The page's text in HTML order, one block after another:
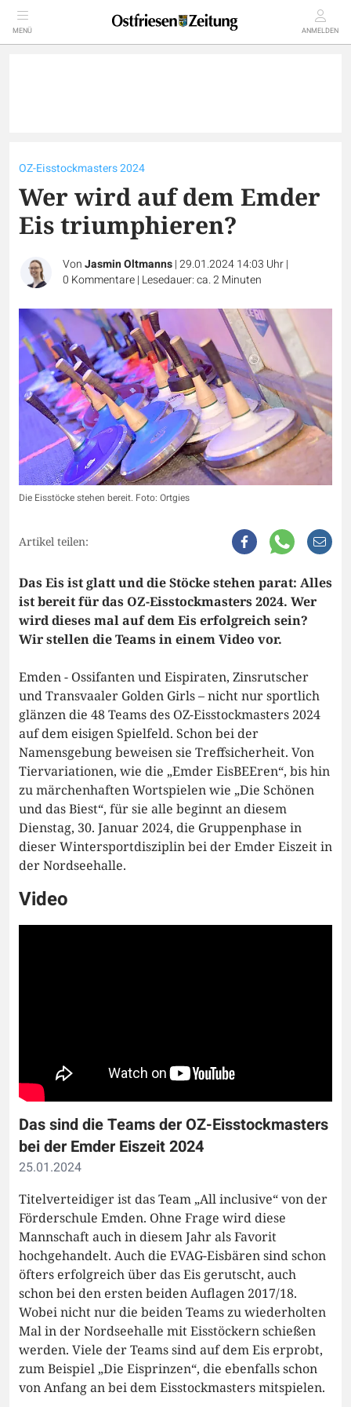
MENÜ ANMELDEN
OZ-Eisstockmasters 2024
Wer wird auf dem Emder
Eis triumphieren?
VonJasmin Oltmanns|29.01.2024 14:03 Uhr|
0 Kommentare| Lesedauer: ca. 2 Minuten
Die Eisstöcke stehen bereit. Foto: Ortgies
Artikel teilen:
Das Eis ist glatt und die Stöcke stehen parat: Alles
ist bereit für das OZ-Eisstockmasters 2024. Wer
wird dieses mal auf dem Eis erfolgreich sein?
Wir stellen die Teams in einem Video vor.
Emden - Ossifanten und Eispiraten, Zinsrutscher
und Transvaaler Golden Girls – nicht nur sportlich
glänzen die 48 Teams des OZ-Eisstockmasters 2024
auf dem eisigen Spielfeld. Schon bei der
Namensgebung beweisen sie Treffsicherheit. Von
Tiervariationen, wie die „Emder EisBEEren“, bis hin
zu märchenhaften Wortspielen wie „Die Schönen
und das Biest“, für sie alle beginnt an diesem
Dienstag, 30. Januar 2024, die Gruppenphase in
dieser Wintersportdisziplin bei der Emder Eiszeit in
der Nordseehalle.
Video
Das sind die Teams der OZ-Eisstockmasters
bei der Emder Eiszeit 2024
25.01.2024
Titelverteidiger ist das Team „All inclusive“ von der
Förderschule Emden. Ohne Frage wird diese
Mannschaft auch in diesem Jahr als Favorit
hochgehandelt. Auch die EVAG-Eisbären sind schon
öfters erfolgreich über das Eis gerutscht, auch
schon bei den ersten beiden Auflagen 2017/18.
Wobei nicht nur die beiden Teams zu wiederholten
Mal in der Nordseehalle mit Eisstöckern schießen
werden. Viele der Teams sind auf dem Eis erprobt,
zum Beispiel „Die Eisprinzen“, die ebenfalls schon
von Anfang an bei dem Eisstockmasters mitspielen.